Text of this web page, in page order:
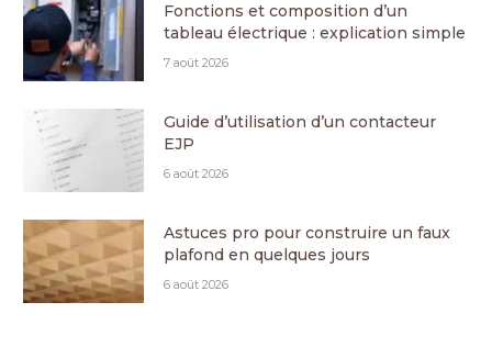
Fonctions et composition d’un
tableau électrique : explication simple
7 août 2026
Guide d’utilisation d’un contacteur
EJP
6 août 2026
Astuces pro pour construire un faux
plafond en quelques jours
6 août 2026